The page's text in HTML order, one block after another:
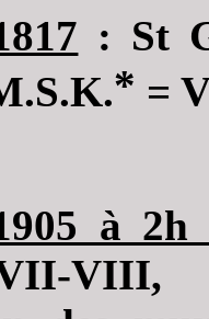
: St
* =
à 2h
VIII,